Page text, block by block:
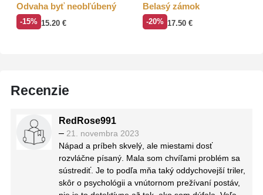
Odvaha byť neobľúbený
-15% 15.20 €
Belasý zámok
-20% 17.50€
Recenzie
RedRose991
– 21. novembra 2023
Nápad a príbeh skvelý, ale miestami dosť
rozvláčne písaný. Mala som chvíľami problém sa
sústrediť. Je to podľa mňa taký oddychovejší triler,
skôr o psychológii a vnútornom prežívaní postáv,